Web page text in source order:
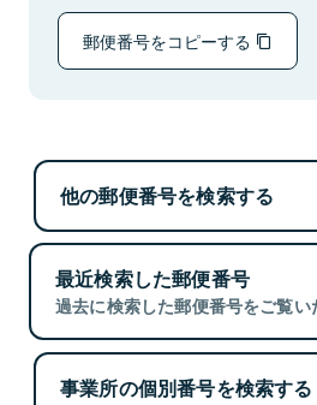
郵便番号をコピーする
他の郵便番号を検索する
最近検索した郵便番号
過去に検索した郵便番号をご覧い
事業所の個別番号を検索する